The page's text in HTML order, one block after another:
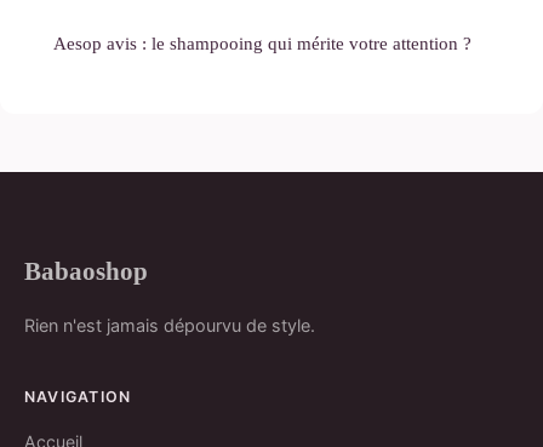
Aesop avis : le shampooing qui mérite votre attention ?
Babaoshop
Rien n'est jamais dépourvu de style.
NAVIGATION
Accueil